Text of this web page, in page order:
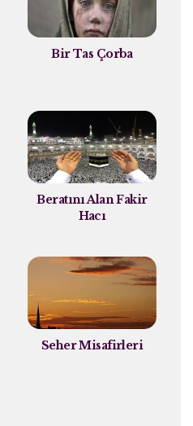
Bir Tas Çorba
Beratını Alan Fakir
Hacı
Seher Misafirleri